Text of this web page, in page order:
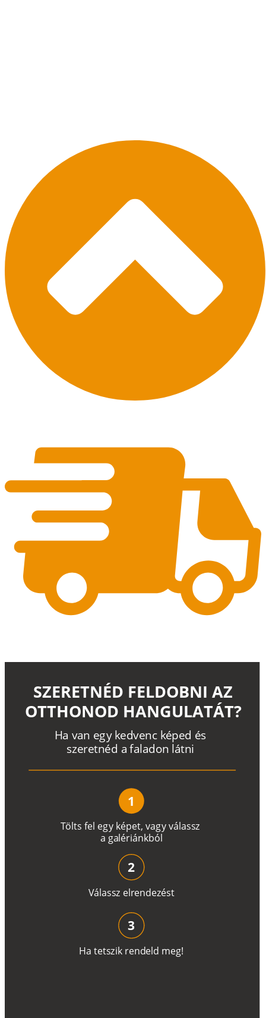
Tölts fel egy képet, vagyválassz
a galériánkból
Ha van egy kedvenc képed és
szeretnéd a faladon látni
SZERETNÉD FELDOBNI AZ
OTTHONOD HANGULATÁT?
1
Válassz elrendezést
2
Ha tetszik rendeld meg!
3